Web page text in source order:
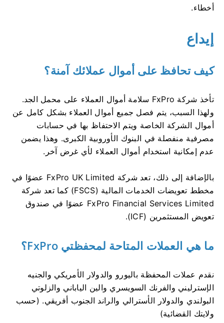
أخطاء.
إيداع
كيف تحافظ على أموال عملائك آمنة؟
تأخذ شركة FxPro سلامة أموال العملاء على محمل الجد.
ولهذا السبب، يتم فصل جميع أموال العملاء بشكل كامل عن
أموال الشركة الخاصة ويتم الاحتفاظ بها في حسابات
مصرفية منفصلة في البنوك الأوروبية الكبرى. وهذا يضمن
عدم إمكانية استخدام أموال العملاء لأي غرض آخر.
بالإضافة إلى ذلك، تعد شركة FxPro UK Limited عضوًا في
مخطط تعويضات الخدمات المالية (FSCS) كما تعد شركة
FxPro Financial Services Limited عضوًا في صندوق
تعويض المستثمرين (ICF).
ما هي العملات المتاحة لمحفظتي FxPro؟
نقدم عملات المحفظة باليورو والدولار الأمريكي والجنيه
الإسترليني والفرنك السويسري والين الياباني والزلوتي
البولندي والدولار الأسترالي والراند الجنوب أفريقي. (حسب
ولايتك القضائية)